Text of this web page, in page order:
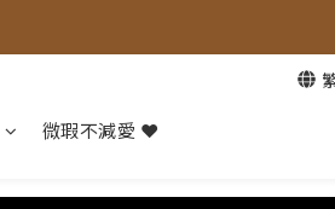
微瑕不減愛 ❤️